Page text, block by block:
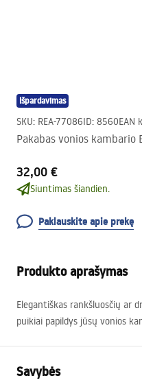
Išpardavimas
SKU: REA-77086ID: 8560EAN
Pakabas vonios kambario
32,00 €
Siuntimas šiandien.
Paklauskite apie prekę
Produkto aprašymas
Elegantiškas rankšluosčių ar
puikiai papildys jūsų vonios
Savybės